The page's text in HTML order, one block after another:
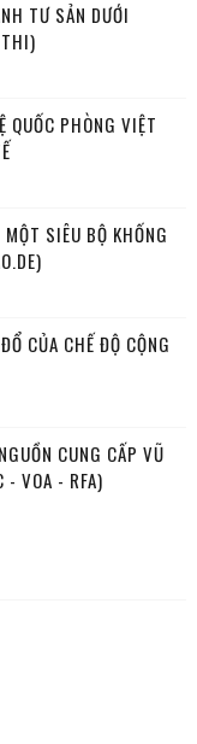
TƯ SẢN DƯỚI
QUỐC PHÒNG VIỆT
SIÊU BỘ KHỐNG
CỦA CHẾ ĐỘ CỘNG
CUNG CẤP VŨ
- VOA - RFA)